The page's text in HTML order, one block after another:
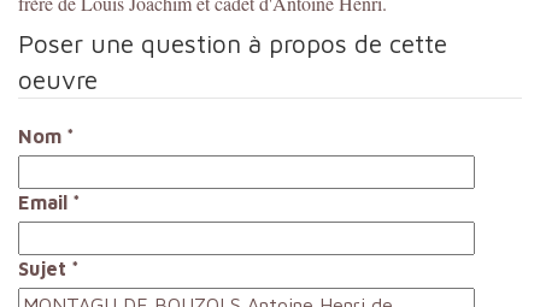
Poser une question à propos de cette
oeuvre
Nom *
Email *
Sujet *